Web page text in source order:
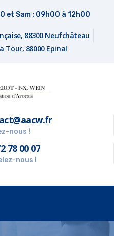
et Sam : 09h00 à 12h00
88300 Neufchâteau
Tour, 88000 Epinal
nous !
78 00 07
nous !